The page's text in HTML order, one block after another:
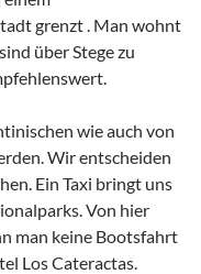
grenzt . Man wohnt
über Stege zu
wie auch von
Wir entscheiden
Ein Taxi bringt uns
Von hier
man keine Bootsfahrt
Los Cateractas.